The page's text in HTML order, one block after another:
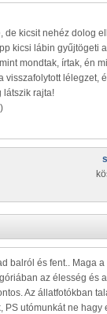
de kicsit nehéz dolog
kicsi lábin gyűjtögeti
mondtak, írtak, én
visszafolytott lélegzet,
látszik rajta!
balról és fent.. Maga a
az élesség és a
Az állatfotókban
PS utómunkát ne hagy